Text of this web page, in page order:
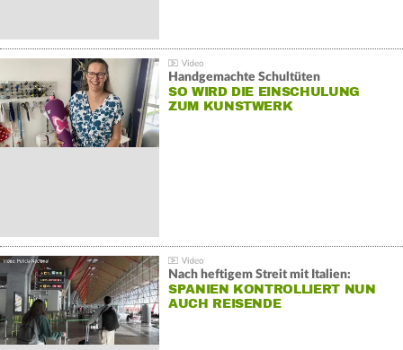
Handgemachte Schultüten
SO WIRD DIE EINSCHULUNG
ZUM KUNSTWERK
Nach heftigem Streit mit Italien:
SPANIEN KONTROLLIERT NUN
AUCH REISENDE